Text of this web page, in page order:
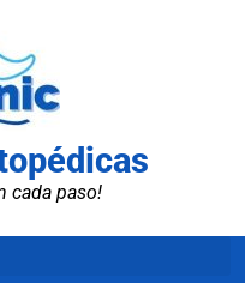
cada paso!